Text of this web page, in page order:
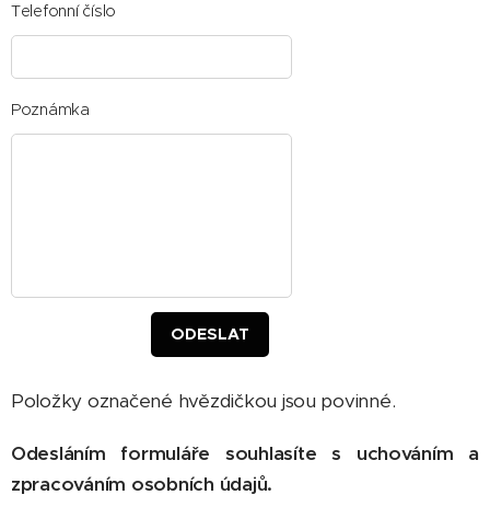
Telefonní číslo
Poznámka
ODESLAT
Položky označené hvězdičkou jsou povinné.
Odesláním formuláře souhlasíte s uchováním a
zpracováním osobních údajů.